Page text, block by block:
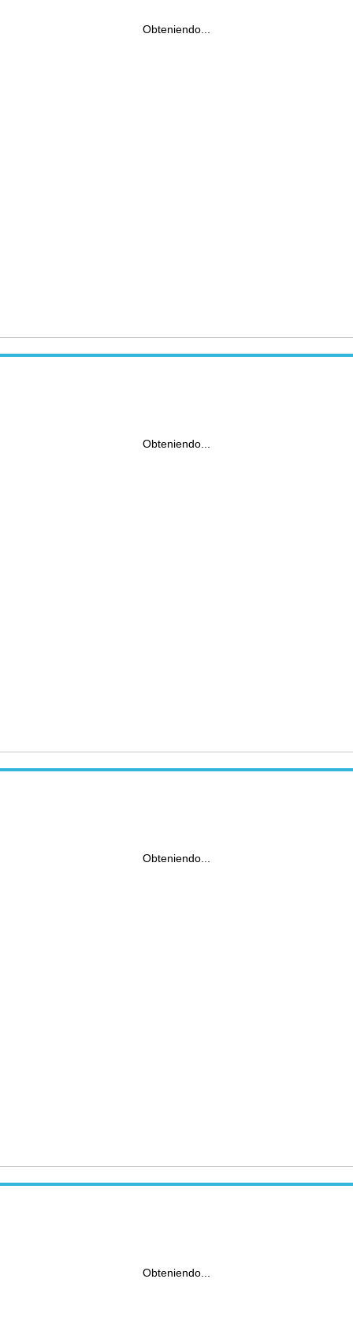
Obteniendo...
Obteniendo...
Obteniendo...
Obteniendo...